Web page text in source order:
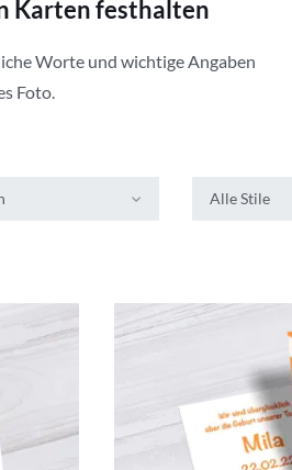
Karten festhalten
Worte und wichtige Angaben
Foto.
Alle Stile